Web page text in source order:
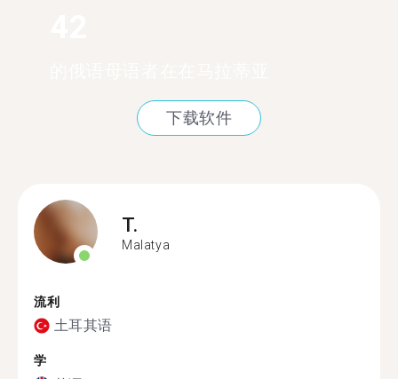
下载软件
T.
Malatya
流利
土耳其语
学